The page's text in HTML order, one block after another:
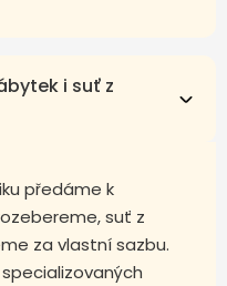
i suť z
předáme k
suť z
za vlastní sazbu.